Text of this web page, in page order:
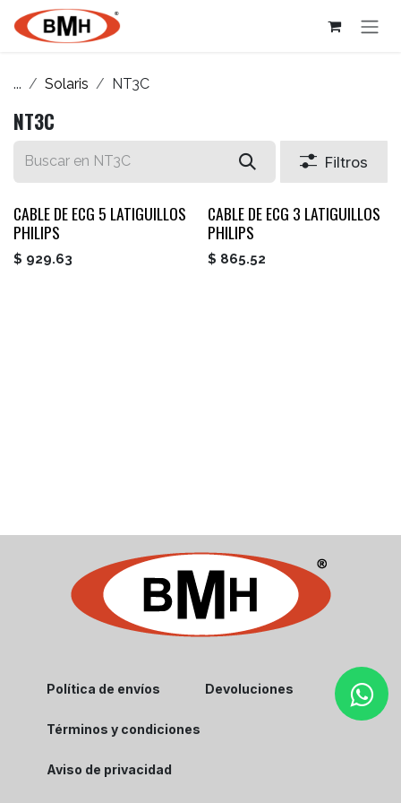
Ir al contenido
... Solaris NT3C
NT3C
Filtros
CABLE DE ECG 5 LATIGUILLOS
PHILIPS
$ 929.63
CABLE DE ECG 3 LATIGUILLOS
PHILIPS
$ 865.52
Política de envíos Devoluciones
Términos y condiciones
Aviso de privacidad